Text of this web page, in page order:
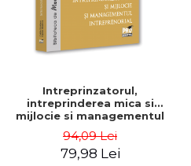
Intreprinzatorul,
intreprinderea mica si
mijlocie si managementul
Nicolescu, Ciprian
Nicolescu
94,09 Lei
79,98 Lei